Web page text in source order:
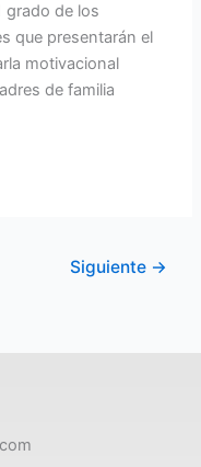
grado de los
que presentarán el
motivacional
de familia
Siguiente →